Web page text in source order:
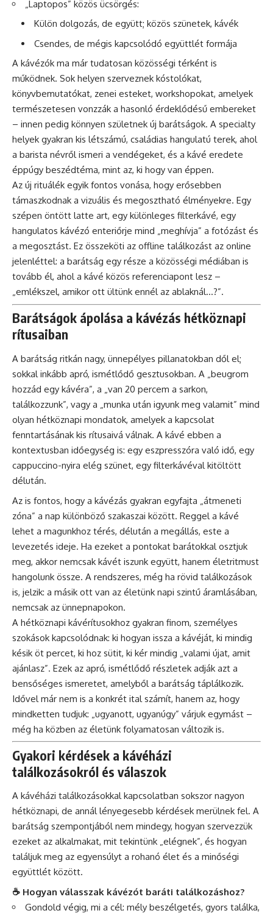
„Laptopos” közös ücsörgés:
Külön dolgozás, de együtt; közös szünetek, kávék
Csendes, de mégis kapcsolódó együttlét formája
A kávézók ma már tudatosan közösségi térként is
működnek. Sok helyen szerveznek kóstolókat,
könyvbemutatókat, zenei esteket, workshopokat, amelyek
természetesen vonzzák a hasonló érdeklődésű embereket
– innen pedig könnyen születnek új barátságok. A specialty
helyek gyakran kis létszámú, családias hangulatú terek, ahol
a barista névről ismeri a vendégeket, és a kávé eredete
éppúgy beszédtéma, mint az, ki hogy van éppen.
Az új rituálék egyik fontos vonása, hogy erősebben
támaszkodnak a vizuális és megosztható élményekre. Egy
szépen öntött latte art, egy különleges filterkávé, egy
hangulatos kávézó enteriőrje mind „meghívja” a fotózást és
a megosztást. Ez összeköti az offline találkozást az online
jelenléttel: a barátság egy része a közösségi médiában is
tovább él, ahol a kávé közös referenciapont lesz –
„emlékszel, amikor ott ültünk ennél az ablaknál…?”.
Barátságok ápolása a kávézás hétköznapi
rítusaiban
A barátság ritkán nagy, ünnepélyes pillanatokban dől el;
sokkal inkább apró, ismétlődő gesztusokban. A „beugrom
hozzád egy kávéra”, a „van 20 percem a sarkon,
találkozzunk”, vagy a „munka után igyunk meg valamit” mind
olyan hétköznapi mondatok, amelyek a kapcsolat
fenntartásának kis rítusaivá válnak. A kávé ebben a
kontextusban időegység is: egy eszpresszóra való idő, egy
cappuccino-nyira elég szünet, egy filterkávéval kitöltött
délután.
Az is fontos, hogy a kávézás gyakran egyfajta „átmeneti
zóna” a nap különböző szakaszai között. Reggel a kávé
lehet a magunkhoz térés, délután a megállás, este a
levezetés ideje. Ha ezeket a pontokat barátokkal osztjuk
meg, akkor nemcsak kávét iszunk együtt, hanem életritmust
hangolunk össze. A rendszeres, még ha rövid találkozások
is, jelzik: a másik ott van az életünk napi szintű áramlásában,
nemcsak az ünnepnapokon.
A hétköznapi kávérítusokhoz gyakran finom, személyes
szokások kapcsolódnak: ki hogyan issza a kávéját, ki mindig
késik öt percet, ki hoz sütit, ki kér mindig „valami újat, amit
ajánlasz”. Ezek az apró, ismétlődő részletek adják azt a
bensőséges ismeretet, amelyből a barátság táplálkozik.
Idővel már nem is a konkrét ital számít, hanem az, hogy
mindketten tudjuk: „ugyanott, ugyanúgy” várjuk egymást –
még ha közben az életünk folyamatosan változik is.
Gyakori kérdések a kávéházi
találkozásokról és válaszok
A kávéházi találkozásokkal kapcsolatban sokszor nagyon
hétköznapi, de annál lényegesebb kérdések merülnek fel. A
barátság szempontjából nem mindegy, hogyan szervezzük
ezeket az alkalmakat, mit tekintünk „elégnek”, és hogyan
találjuk meg az egyensúlyt a rohanó élet és a minőségi
együttlét között.
☕ Hogyan válasszak kávézót baráti találkozáshoz?
Gondold végig, mi a cél: mély beszélgetés, gyors találka,